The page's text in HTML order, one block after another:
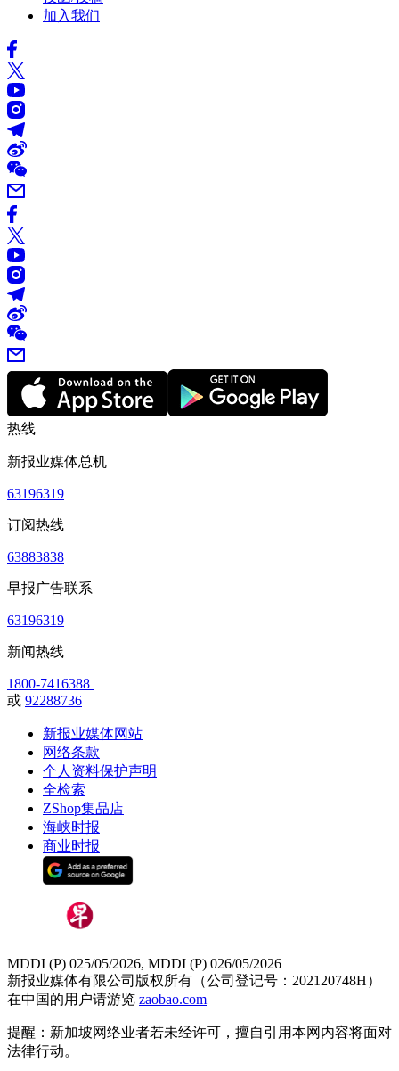
加入我们
热线
新报业媒体总机
63196319
订阅热线
63883838
早报广告联系
63196319
新闻热线
1800-7416388
或 92288736
新报业媒体网站
网络条款
个人资料保护声明
全检索
ZShop集品店
海峡时报
商业时报
MDDI (P) 025/05/2026, MDDI (P) 026/05/2026
新报业媒体有限公司版权所有（公司登记号：202120748H）
在中国的用户请游览 zaobao.com
提醒：新加坡网络业者若未经许可，擅自引用本网内容将面对
法律行动。